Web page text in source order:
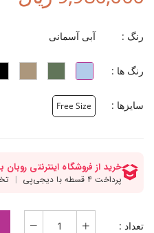
رنگ : آبی آسمانی
رنگ ها :
سایزها : Free Size
تعداد :